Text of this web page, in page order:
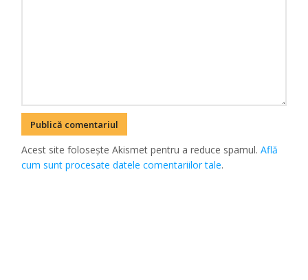
Acest site folosește Akismet pentru a reduce spamul.Află
cum sunt procesate datele comentariilor tale.